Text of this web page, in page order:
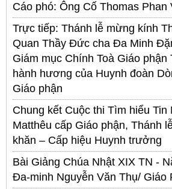
Cáo phó: Ông Cố Thomas Phan
Trực tiếp: Thánh lễ mừng kính
Quan Thầy Đức cha Đa Minh
Giám mục Chính Toà Giáo phận
hành hương của Huynh đoàn
Giáo phận
Chung kết Cuộc thi Tìm hiểu Tin
Matthêu cấp Giáo phận, Thánh
khăn – Cấp hiệu Huynh trưởng
Bài Giảng Chúa Nhật XIX TN -
Đa-minh Nguyễn Văn Thụ/ Giáo